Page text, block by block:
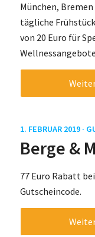
München,
tägliche
von 20 Euro für
1. FEBRUAR 2019 ·
Berge &
77 Euro Rabatt
Gutscheincode.